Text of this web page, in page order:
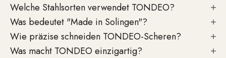
Welche Stahlsorten verwendet TONDEO?
Was bedeutet "Made in Solingen"?
Wie präzise schneiden TONDEO-Scheren?
Was macht TONDEO einzigartig?